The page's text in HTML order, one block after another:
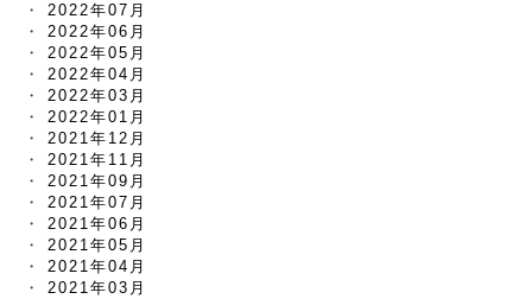
2022年07月
2022年06月
2022年05月
2022年04月
2022年03月
2022年01月
2021年12月
2021年11月
2021年09月
2021年07月
2021年06月
2021年05月
2021年04月
2021年03月